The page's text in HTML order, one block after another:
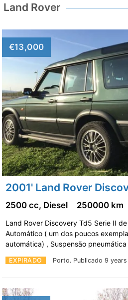
Land Rover
€13,000
2001' Land Rover
EXPIRADO Porto. Publicado 9
2500 cc, Diesel 250000 km
Land Rover Discovery Td5 Serie II
Automático ( um dos poucos
automática) , Suspensão